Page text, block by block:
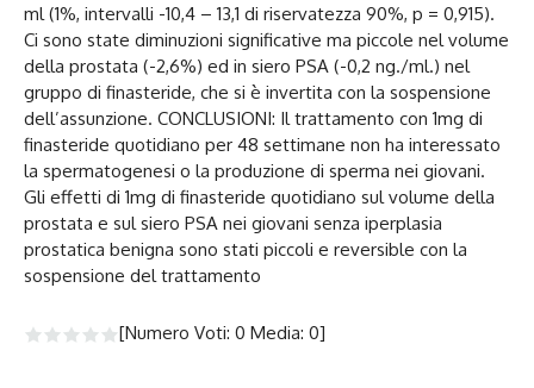
ml (1%, intervalli -10,4 – 13,1 di riservatezza 90%, p = 0,915).
Ci sono state diminuzioni significative ma piccole nel volume
della prostata (-2,6%) ed in siero PSA (-0,2 ng./ml.) nel
gruppo di finasteride, che si è invertita con la sospensione
dell’assunzione. CONCLUSIONI: Il trattamento con 1mg di
finasteride quotidiano per 48 settimane non ha interessato
la spermatogenesi o la produzione di sperma nei giovani.
Gli effetti di 1mg di finasteride quotidiano sul volume della
prostata e sul siero PSA nei giovani senza iperplasia
prostatica benigna sono stati piccoli e reversible con la
sospensione del trattamento
[Numero Voti: 0 Media: 0]